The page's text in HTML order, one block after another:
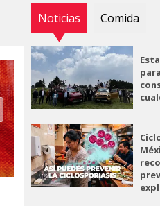
Noticias Comida